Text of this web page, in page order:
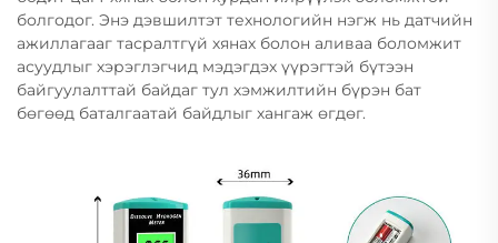
болгодог. Энэ дэвшилтэт технологийн нэгж нь датчийн
ажиллагааг тасралтгүй хянах болон аливаа боломжит
асуудлыг хэрэглэгчид мэдэгдэх үүрэгтэй бүтээн
байгуулалттай байдаг тул хэмжилтийн бүрэн бат
бөгөөд баталгаатай байдлыг хангаж өгдөг.